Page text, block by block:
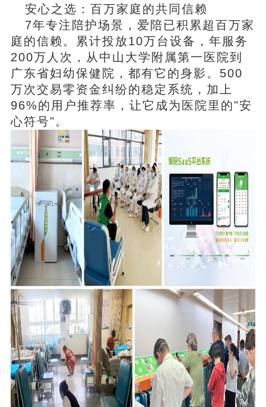
安心之选：百万家庭的共同信赖
7年专注陪护场景，爱陪已积累超百万家
庭的信赖。累计投放10万台设备，年服务
200万人次，从中山大学附属第一医院到
广东省妇幼保健院，都有它的身影。500
万次交易零资金纠纷的稳定系统，加上
96%的用户推荐率，让它成为医院里的"安
心符号"。